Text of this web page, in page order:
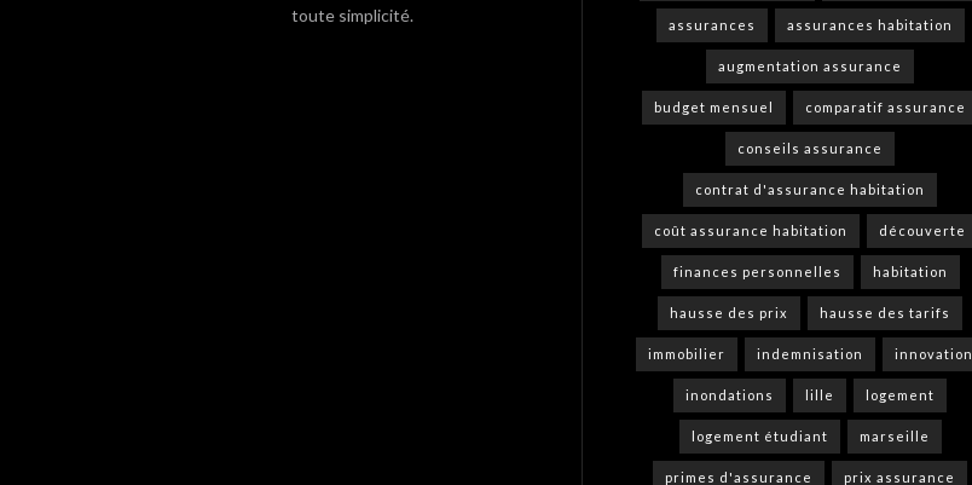
toute simplicité.
assurances assurances habitation
augmentation assurance
budget mensuel comparatif assurance
conseils assurance
contrat d'assurance habitation
coût assurance habitation découverte
finances personnelles habitation
hausse des prix hausse des tarifs
immobilier indemnisation innovation
inondations lille logement
logement étudiant marseille
primes d'assurance prix assurance